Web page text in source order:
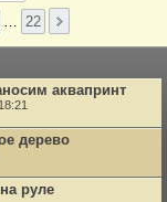
22
аквапринт
дерево
руле